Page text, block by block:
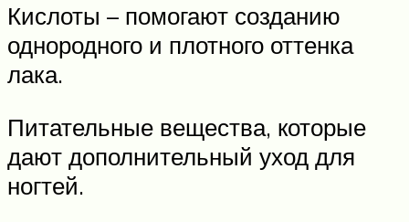
Кислоты – помогают созданию
однородного и плотного оттенка
лака.
Питательные вещества, которые
дают дополнительный уход для
ногтей.